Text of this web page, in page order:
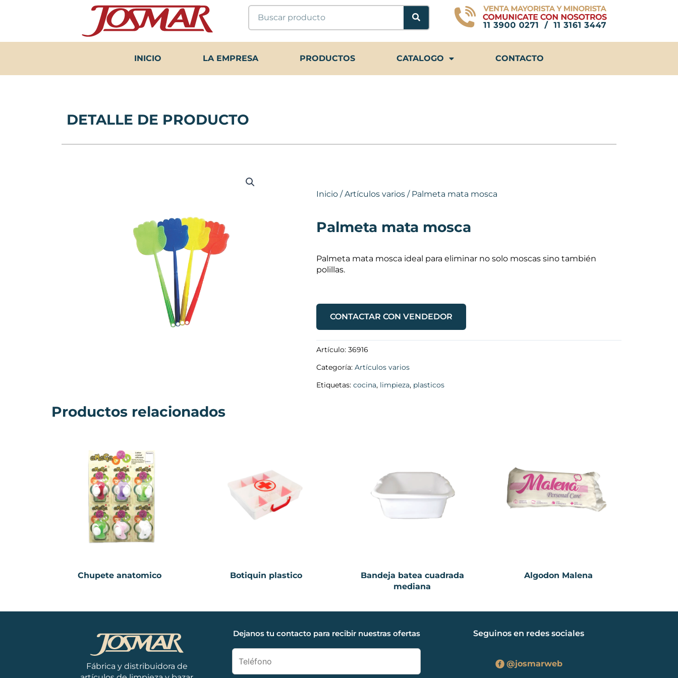
Buscar
INICIO LA EMPRESA PRODUCTOS CATALOGO CONTACTO
DETALLE DE PRODUCTO
Inicio/Artículos varios/ Palmeta mata mosca
Palmeta mata mosca
Palmeta mata mosca ideal para eliminar no solo moscas sino también
polillas.
CONTACTAR CON VENDEDOR
Artículo: 36916
Categoría: Artículos varios
Etiquetas: cocina, limpieza, plasticos
Productos relacionados
Chupete anatomico Botiquin plastico
Bandeja batea cuadrada
mediana
Algodon Malena
Fábrica y distribuidora de
Dejanos tu contacto para recibir nuestras ofertas Seguinos en redes sociales
@josmarweb